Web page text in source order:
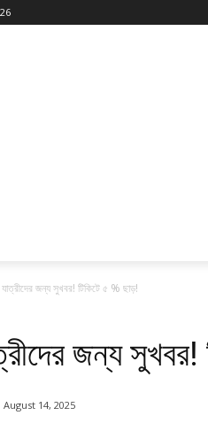
জন্য সুখবর! টিকিটে ৫ % ছাড়!
জন্য সুখবর!
August 14, 2025